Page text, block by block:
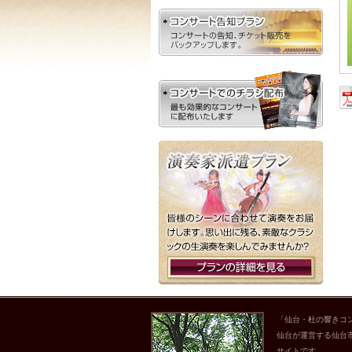
「仙台・杜の響き
仙台が運営する仙台